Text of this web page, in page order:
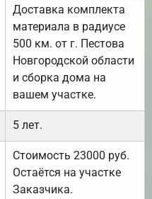
Доставка комплекта
материала в радиусе
500 км. от г. Пестова
Новгородской области
и сборка дома на
вашем участке.
5 лет.
Стоимость 23000 руб.
Остаётся на участке
Заказчика.